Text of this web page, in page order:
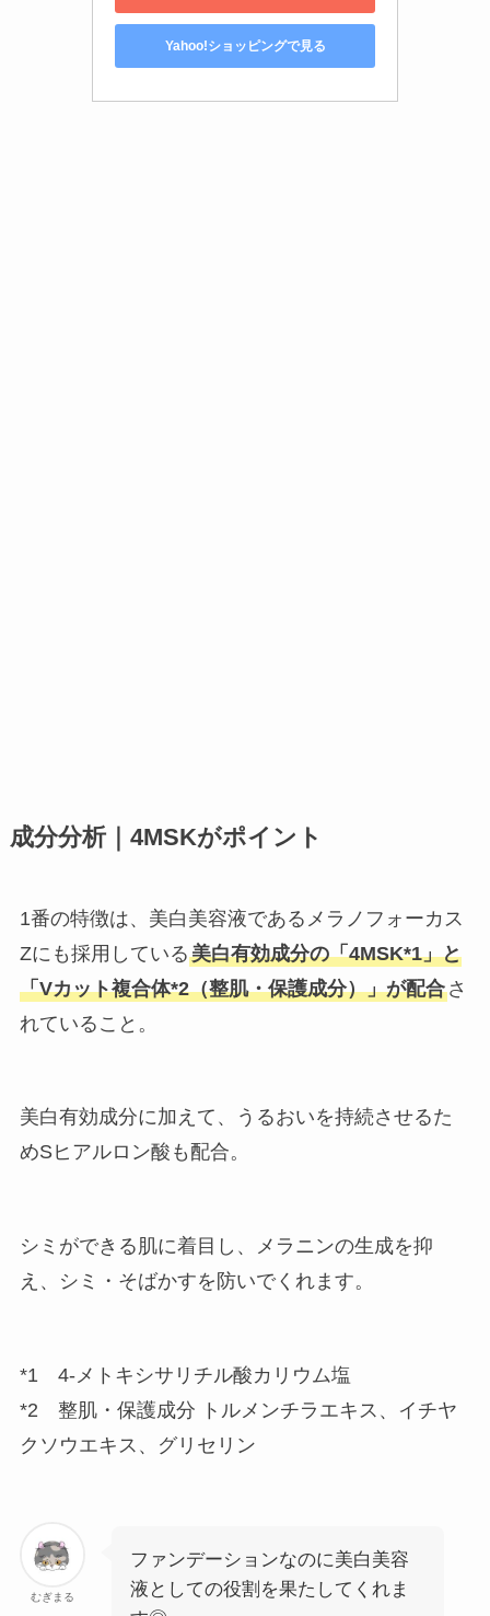
Yahoo!ショッピングで見る
成分分析｜4MSKがポイント
1番の特徴は、美白美容液であるメラノフォーカス
Zにも採用している美白有効成分の「4MSK*1」と
「Vカット複合体*2（整肌・保護成分）」が配合さ
れていること。
美白有効成分に加えて、うるおいを持続させるた
めSヒアルロン酸も配合。
シミができる肌に着目し、メラニンの生成を抑
え、シミ・そばかすを防いでくれます。
*1 4-メトキシサリチル酸カリウム塩
*2 整肌・保護成分 トルメンチラエキス、イチヤ
クソウエキス、グリセリン
むぎまる
ファンデーションなのに美白美容
液としての役割を果たしてくれま